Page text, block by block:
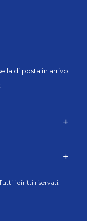
di posta in arrivo
i diritti riservati.